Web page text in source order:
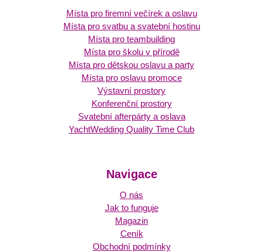
Místa pro firemní večírek a oslavu
Místa pro svatbu a svatební hostinu
Místa pro teambuilding
Místa pro školu v přírodě
Místa pro dětskou oslavu a party
Místa pro oslavu promoce
Výstavní prostory
Konferenční prostory
Svatební afterpárty a oslava
YachtWedding Quality Time Club
Navigace
O nás
Jak to funguje
Magazin
Ceník
Obchodní podmínky